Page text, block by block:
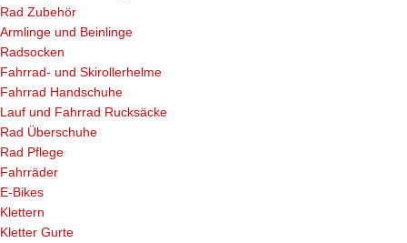
Rad Zubehör
Armlinge und Beinlinge
Radsocken
Fahrrad- und Skirollerhelme
Fahrrad Handschuhe
Lauf und Fahrrad Rucksäcke
Rad Überschuhe
Rad Pflege
Fahrräder
E-Bikes
Klettern
Kletter Gurte